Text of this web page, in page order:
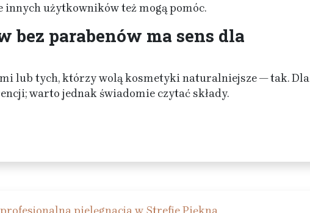
użytkowników też mogą pomóc.
bez parabenów ma sens dla
lub tych, którzy wolą kosmetyki naturalniejsze — tak. Dla
warto jednak świadomie czytać składy.